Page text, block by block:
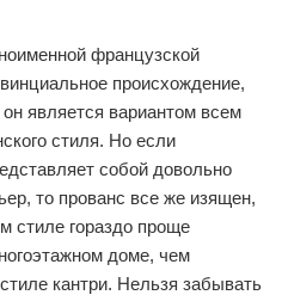
французской
происхождение,
является вариантом всем
стиля. Но если
собой довольно
то прованс все же изящен,
стиле гораздо проще
доме, чем
кантри. Нельзя забывать